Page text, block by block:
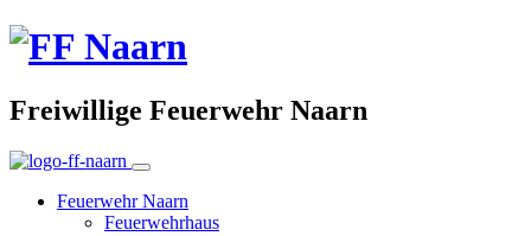
Freiwillige Feuerwehr Naarn
Feuerwehr Naarn
Feuerwehrhaus